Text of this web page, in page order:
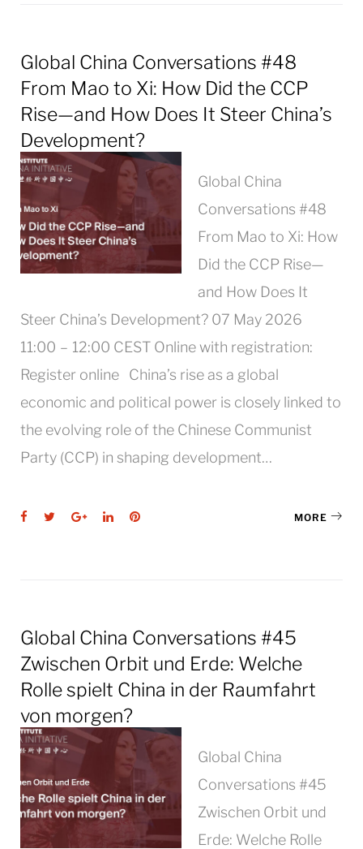
Global China Conversations #48
From Mao to Xi: How Did the CCP
Rise—and How Does It Steer China’s
Development?
Global China
Conversations #48
From Mao to Xi: How
Did the CCP Rise—
and How Does It
Steer China’s Development? 07 May 2026
11:00 – 12:00 CEST Online with registration:
Register online China’s rise as a global
economic and political power is closely linked to
the evolving role of the Chinese Communist
Party (CCP) in shaping development…
Facebook
TwitterGoogle+LinkedInPinterest MORE
Global China Conversations #45
Zwischen Orbit und Erde: Welche
Rolle spielt China in der Raumfahrt
von morgen?
Global China
Conversations #45
Zwischen Orbit und
Erde: Welche Rolle